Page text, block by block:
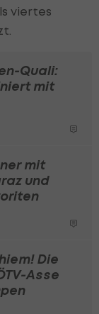
viertes
Quali:
mit
mit
und
Die
Asse